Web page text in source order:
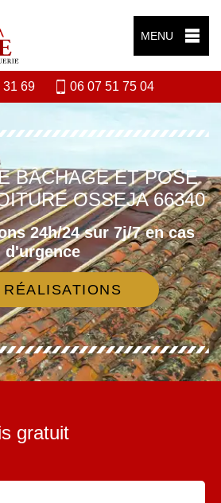
MENU
31 69 06 07 51 75 04
BÂCHAGE ET POSE
OSSEJA 66340
24h/24 sur 7j/7 en cas
d'urgence
RÉALISATIONS
gratuit